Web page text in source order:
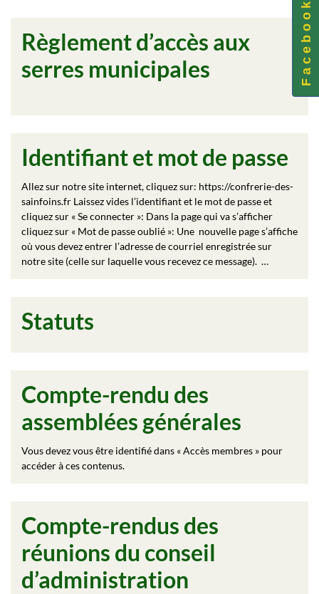
Règlement d’accès aux
serres municipales
Identifiant et mot de passe
Allez sur notre site internet, cliquez sur: https://confrerie-des-
sainfoins.fr Laissez vides l’identifiant et le mot de passe et
cliquez sur « Se connecter »: Dans la page qui va s’afficher
cliquez sur « Mot de passe oublié »: Une nouvelle page s’affiche
où vous devez entrer l’adresse de courriel enregistrée sur
notre site (celle sur laquelle vous recevez ce message). …
Statuts
Compte-rendu des
assemblées générales
Vous devez vous être identifié dans « Accès membres » pour
accéder à ces contenus.
Compte-rendus des
réunions du conseil
d’administration
F a c e b o o k